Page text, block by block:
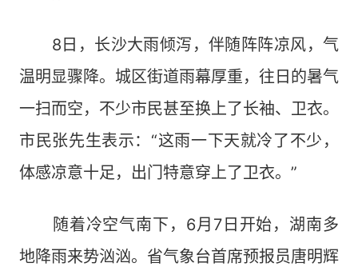
8日，长沙大雨倾泻，伴随阵阵凉风，气
温明显骤降。城区街道雨幕厚重，往日的暑气
一扫而空，不少市民甚至换上了长袖、卫衣。
市民张先生表示：“这雨一下天就冷了不少，
体感凉意十足，出门特意穿上了卫衣。”
随着冷空气南下，6月7日开始，湖南多
地降雨来势汹汹。省气象台首席预报员唐明辉